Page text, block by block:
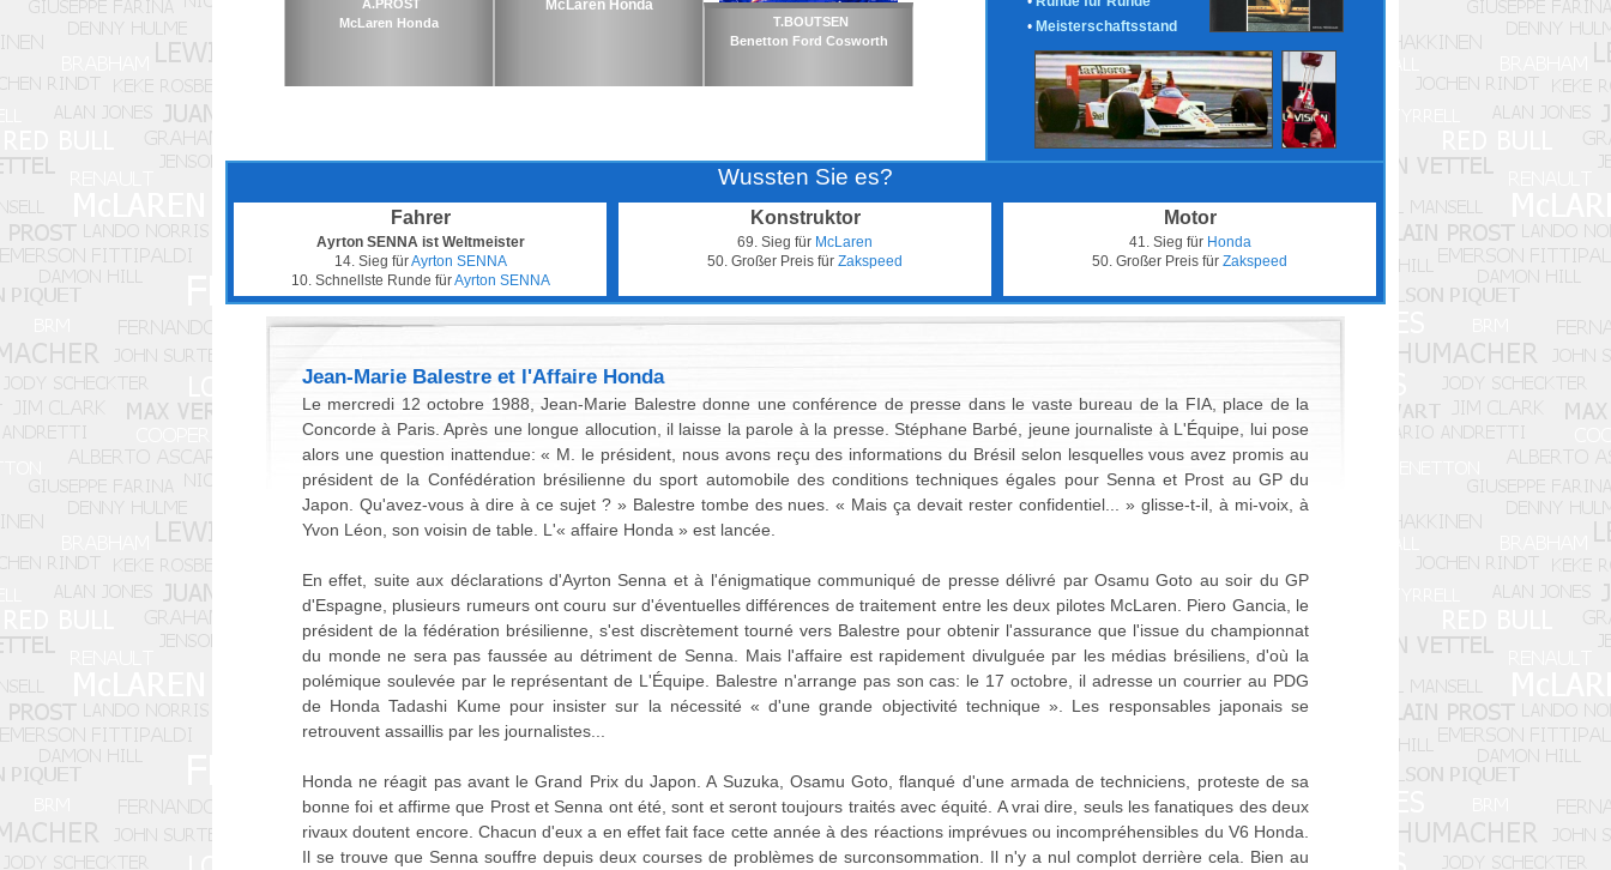
A.PROST
McLaren Honda
McLaren Honda
T.BOUTSEN
Benetton Ford Cosworth
• Meisterschaftsstand
Wussten Sie es?
Fahrer
Ayrton SENNA ist Weltmeister
14. Sieg fürAyrton SENNA
10. Schnellste Runde fürAyrton SENNA
Konstruktor
69. Sieg für McLaren
50. Großer Preis für Zakspeed
Motor
41. Sieg für Honda
50. Großer Preis für Zakspeed
Jean-Marie Balestre et l'Affaire Honda
Le mercredi 12 octobre 1988, Jean-Marie Balestre donne une conférence de presse dans le vaste bureau de la FIA, place de la
Concorde à Paris. Après une longue allocution, il laisse la parole à la presse. Stéphane Barbé, jeune journaliste à L'Équipe, lui pose
alors une question inattendue: « M. le président, nous avons reçu des informations du Brésil selon lesquelles vous avez promis au
président de la Confédération brésilienne du sport automobile des conditions techniques égales pour Senna et Prost au GP du
Japon. Qu'avez-vous à dire à ce sujet ? » Balestre tombe des nues. « Mais ça devait rester confidentiel... » glisse-t-il, à mi-voix, à
Yvon Léon, son voisin de table. L'« affaire Honda » est lancée.
En effet, suite aux déclarations d'Ayrton Senna et à l'énigmatique communiqué de presse délivré par Osamu Goto au soir du GP
d'Espagne, plusieurs rumeurs ont couru sur d'éventuelles différences de traitement entre les deux pilotes McLaren. Piero Gancia, le
président de la fédération brésilienne, s'est discrètement tourné vers Balestre pour obtenir l'assurance que l'issue du championnat
du monde ne sera pas faussée au détriment de Senna. Mais l'affaire est rapidement divulguée par les médias brésiliens, d'où la
polémique soulevée par le représentant de L'Équipe. Balestre n'arrange pas son cas: le 17 octobre, il adresse un courrier au PDG
de Honda Tadashi Kume pour insister sur la nécessité « d'une grande objectivité technique ». Les responsables japonais se
retrouvent assaillis par les journalistes...
Honda ne réagit pas avant le Grand Prix du Japon. A Suzuka, Osamu Goto, flanqué d'une armada de techniciens, proteste de sa
bonne foi et affirme que Prost et Senna ont été, sont et seront toujours traités avec équité. A vrai dire, seuls les fanatiques des deux
rivaux doutent encore. Chacun d'eux a en effet fait face cette année à des réactions imprévues ou incompréhensibles du V6 Honda.
Il se trouve que Senna souffre depuis deux courses de problèmes de surconsommation. Il n'y a nul complot derrière cela. Bien au